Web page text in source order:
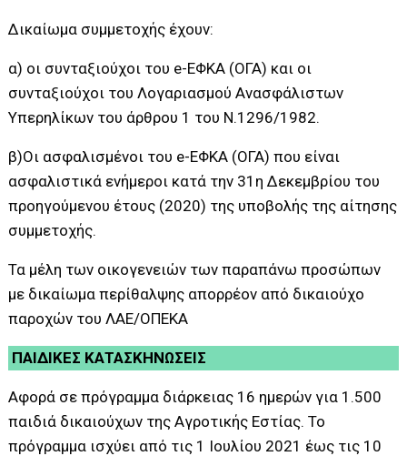
Δικαίωμα συμμετοχής έχουν:
α) οι συνταξιούχοι του e-ΕΦΚΑ (ΟΓΑ) και οι
συνταξιούχοι του Λογαριασμού Ανασφάλιστων
Υπερηλίκων του άρθρου 1 του Ν.1296/1982.
β)Οι ασφαλισμένοι του e-ΕΦΚΑ (ΟΓΑ) που είναι
ασφαλιστικά ενήμεροι κατά την 31η Δεκεμβρίου του
προηγούμενου έτους (2020) της υποβολής της αίτησης
συμμετοχής.
Τα μέλη των οικογενειών των παραπάνω προσώπων
με δικαίωμα περίθαλψης απορρέον από δικαιούχο
παροχών του ΛΑΕ/ΟΠΕΚΑ
ΠΑΙΔΙΚΕΣ ΚΑΤΑΣΚΗΝΩΣΕΙΣ
Αφορά σε πρόγραμμα διάρκειας 16 ημερών για 1.500
παιδιά δικαιούχων της Αγροτικής Εστίας. Το
πρόγραμμα ισχύει από τις 1 Ιουλίου 2021 έως τις 10